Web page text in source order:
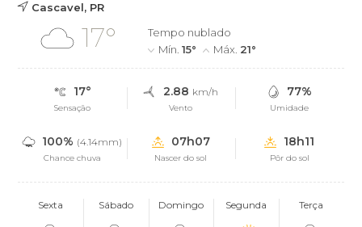
Cascavel, PR
17°
Tempo nublado
Mín.15° Máx. 21°
17°
Sensação
2.88 km/h
Vento
77%
Umidade
100% (4.14mm)
Chance chuva
07h07
Nascer do sol
18h11
Pôr do sol
Sexta Sábado Domingo Segunda Terça